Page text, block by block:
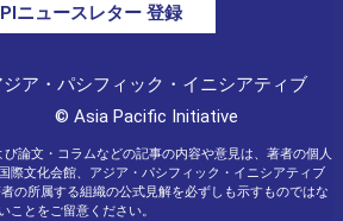
ニュースレター 登録
ジア・パシフィック・イニシアティブ
© Asia Pacific Initiative
論文・コラムなどの記事の内容や意見は、著者の個人
際文化会館、アジア・パシフィック・イニシアティブ
者の所属する組織の公式見解を必ずしも示すものではな
いことをご留意ください。